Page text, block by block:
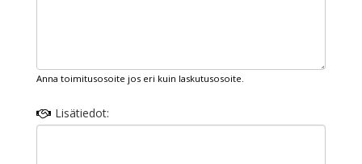
Anna toimitusosoite jos eri kuin laskutusosoite.
Lisätiedot: